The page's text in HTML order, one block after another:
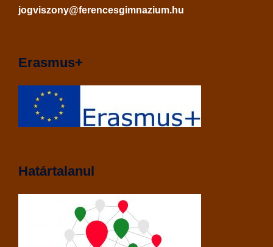
jogviszony@ferencesgimnazium.hu
Erasmus+
Határtalanul